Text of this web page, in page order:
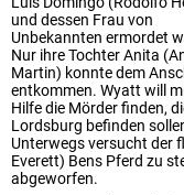
und dessen Frau von
Unbekannten ermordet
Nur ihre Tochter Anita
Martin) konnte dem
entkommen. Wyatt will
Hilfe die Mörder finden,
Lordsburg befinden
Unterwegs versucht der
Everett) Bens Pferd zu
abgeworfen.